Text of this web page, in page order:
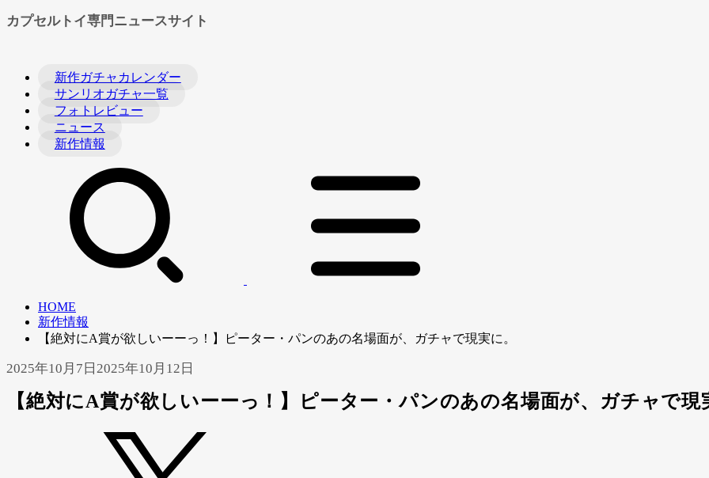
カプセルトイ専門ニュースサイト
新作ガチャカレンダー
サンリオガチャ一覧
フォトレビュー
ニュース
新作情報
HOME
新作情報
【絶対にA賞が欲しいーーっ！】ピーター・パンのあの名場面が、ガチャで現実に。
2025年10月7日 2025年10月12日
【絶対にA賞が欲しいーーっ！】ピーター・パンのあの名場面が、ガチャで現